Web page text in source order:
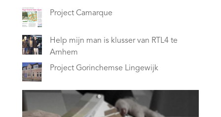
Project Camarque
Help mijn man is klusser van RTL4 te
Arnhem
Project Gorinchemse Lingewijk